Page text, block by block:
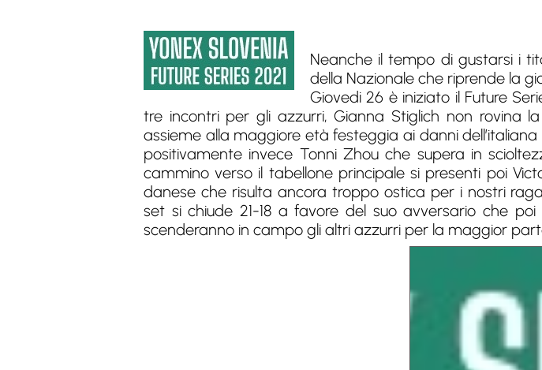
Neanche il tempo di gustarsi i
della Nazionale che riprende la
Giovedi 26 è iniziato il Future
tre incontri per gli azzurri, Gianna Stiglich non rovina
assieme alla maggiore età festeggia ai danni dell’italiana
positivamente invece Tonni Zhou che supera in
cammino verso il tabellone principale si presenti poi
danese che risulta ancora troppo ostica per i nostri
set si chiude 21-18 a favore del suo avversario che poi
scenderanno in campo gli altri azzurri per la maggior